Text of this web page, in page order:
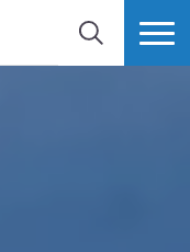
SEARCH VER MAIS